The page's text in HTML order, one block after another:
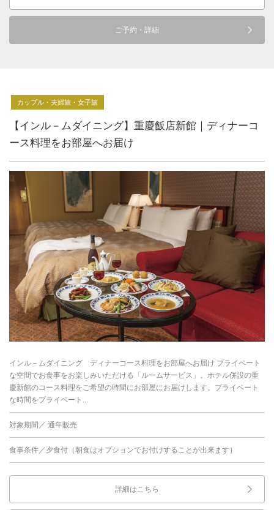
ご予約・詳細
カップル・夫婦旅・女子旅
【インル－ムダイニング】重慶飯店新館｜ディナーコ
ース料理をお部屋へお届け
インル－ムダイニング ディナーコース料理をお部屋へお届け プライベート
な空間でお食事をお楽しみいただける「ルームサービス」。ホテル併設の重
慶新館のコース料理をご希望の時間にお部屋にお届けします。プライベート
な時間をプライベート...
対象期間／ 通年販売
食事条件／夕食付（朝食はオプションでお付けすることが出来ます）
詳細はこちら